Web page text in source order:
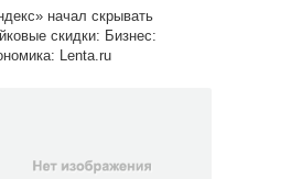
начал скрывать
скидки: Бизнес:
Lenta.ru